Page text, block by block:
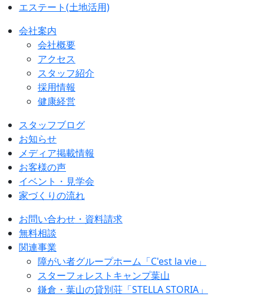
エステート(土地活用)
会社案内
会社概要
アクセス
スタッフ紹介
採用情報
健康経営
スタッフブログ
お知らせ
メディア掲載情報
お客様の声
イベント・見学会
家づくりの流れ
お問い合わせ・資料請求
無料相談
関連事業
障がい者グループホーム「C'est la vie」
スターフォレストキャンプ葉山
鎌倉・葉山の貸別荘「STELLA STORIA」